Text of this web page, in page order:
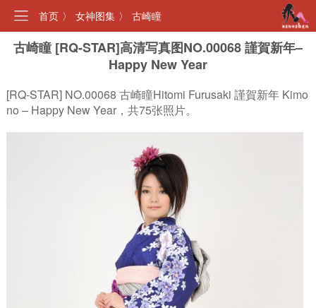
首页 〉 女神图集 〉 古崎瞳
古崎瞳 [RQ-STAR]高清写真图NO.00068 謹賀新年–
Happy New Year
[RQ-STAR] NO.00068 古崎瞳Hitomi Furusaki 謹賀新年 Kimo
no – Happy New Year，共75张照片。